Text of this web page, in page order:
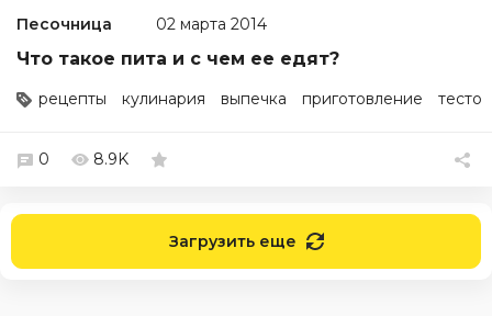
Песочница 02 марта 2014
Что такое пита и с чем ее едят?
рецепты кулинария выпечка приготовление тесто
0 8.9K
Загрузить еще